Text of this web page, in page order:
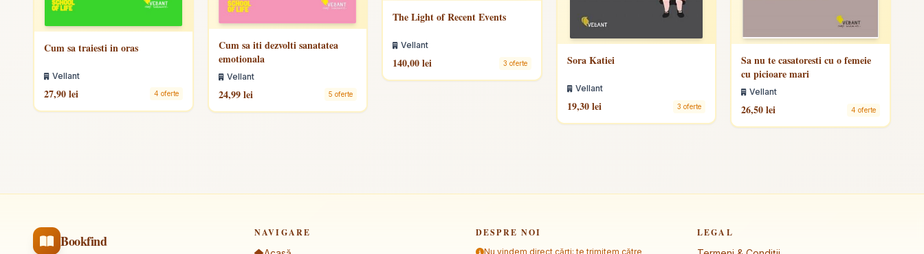
Cum sa traiesti in oras
Vellant
27,90 lei 4 oferte
Cum sa iti dezvolti sanatatea
emotionala
Vellant
24,99 lei 5 oferte
The Light of Recent Events
Vellant
140,00 lei 3 oferte Sora Katiei
Vellant
19,30 lei 3 oferte
Sa nu te casatoresti cu o femeie
cu picioare mari
Vellant
26,50 lei 4 oferte
Bookfind
NAVIGARE
DESPRE NOI
Nu vindem direct cărți; te trimitem către
LEGAL